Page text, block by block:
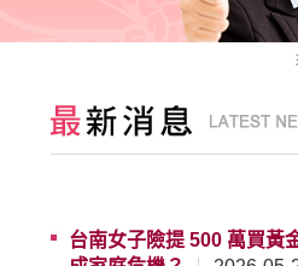
台南女子險提 500 萬買黃